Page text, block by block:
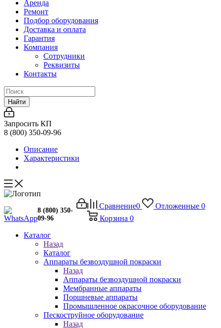
Аренда
Ремонт
Подбор оборудования
Доставка и оплата
Гарантия
Компания
Сотрудники
Реквизиты
Контакты
Найти
Запросить КП
8 (800) 350-09-96
Описание
Характеристики
Сравнение0 Отложенные 0
Корзина 0
8 (800) 350-
09-96
Каталог
Назад
Каталог
Аппараты безвоздушной покраски
Назад
Аппараты безвоздушной покраски
Мембранные аппараты
Поршневые аппараты
Промышленное окрасочное оборудование
Пескоструйное оборудование
Назад